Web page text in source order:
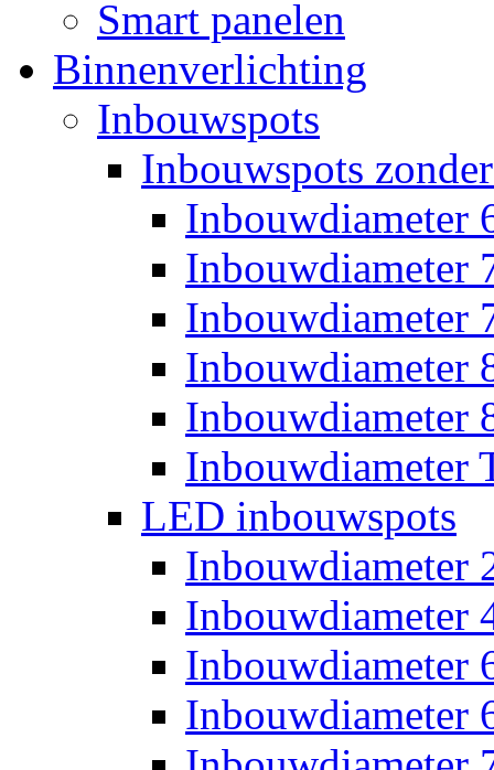
Smart panelen
Binnenverlichting
Inbouwspots
Inbouwspots
Inbouwdiameter
Inbouwdiameter
Inbouwdiameter
Inbouwdiameter
Inbouwdiameter
Inbouwdiameter
LED inbouwspots
Inbouwdiameter
Inbouwdiameter
Inbouwdiameter
Inbouwdiameter